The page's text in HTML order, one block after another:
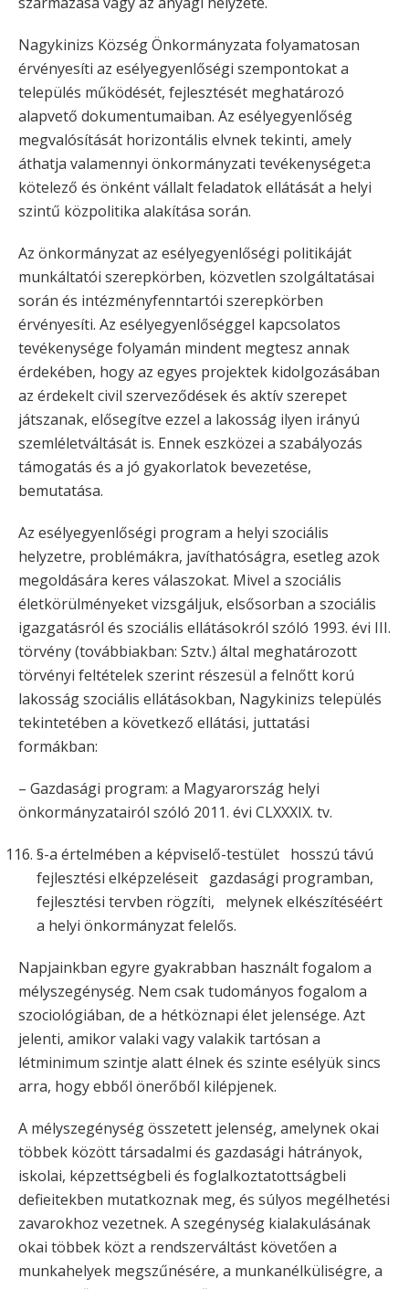
Nagykinizs Község Önkormányzata folyamatosan
érvényesíti az esélyegyenlőségi szempontokat a
település működését, fejlesztését meghatározó
alapvető dokumentumaiban. Az esélyegyenlőség
megvalósítását horizontális elvnek tekinti, amely
áthatja valamennyi önkormányzati tevékenységet:a
kötelező és önként vállalt feladatok ellátását a helyi
szintű közpolitika alakítása során.
Az önkormányzat az esélyegyenlőségi politikáját
munkáltatói szerepkörben, közvetlen szolgáltatásai
során és intézményfenntartói szerepkörben
érvényesíti. Az esélyegyenlőséggel kapcsolatos
tevékenysége folyamán mindent megtesz annak
érdekében, hogy az egyes projektek kidolgozásában
az érdekelt civil szerveződések és aktív szerepet
játszanak, elősegítve ezzel a lakosság ilyen irányú
szemléletváltását is. Ennek eszközei a szabályozás
támogatás és a jó gyakorlatok bevezetése,
bemutatása.
Az esélyegyenlőségi program a helyi szociális
helyzetre, problémákra, javíthatóságra, esetleg azok
megoldására keres válaszokat. Mivel a szociális
életkörülményeket vizsgáljuk, elsősorban a szociális
igazgatásról és szociális ellátásokról szóló 1993. évi III.
törvény (továbbiakban: Sztv.) által meghatározott
törvényi feltételek szerint részesül a felnőtt korú
lakosság szociális ellátásokban, Nagykinizs település
tekintetében a következő ellátási, juttatási
formákban:
– Gazdasági program: a Magyarország helyi
önkormányzatairól szóló 2011. évi CLXXXIX. tv.
§-a értelmében a képviselő-testület hosszú távú
fejlesztési elképzeléseit gazdasági programban,
fejlesztési tervben rögzíti, melynek elkészítéséért
a helyi önkormányzat felelős.
Napjainkban egyre gyakrabban használt fogalom a
mélyszegénység. Nem csak tudományos fogalom a
szociológiában, de a hétköznapi élet jelensége. Azt
jelenti, amikor valaki vagy valakik tartósan a
létminimum szintje alatt élnek és szinte esélyük sincs
arra, hogy ebből önerőből kilépjenek.
A mélyszegénység összetett jelenség, amelynek okai
többek között társadalmi és gazdasági hátrányok,
iskolai, képzettségbeli és foglalkoztatottságbeli
defieitekben mutatkoznak meg, és súlyos megélhetési
zavarokhoz vezetnek. A szegénység kialakulásának
okai többek közt a rendszerváltást követően a
munkahelyek megszűnésére, a munkanélküliségre, a